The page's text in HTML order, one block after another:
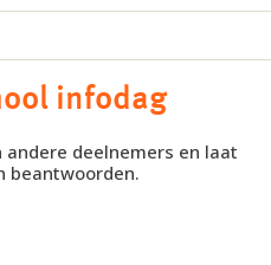
infodag
deelnemers en laat
beantwoorden.